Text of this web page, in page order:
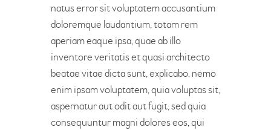
natus error sit voluptatem accusantium
doloremque laudantium, totam rem
aperiam eaque ipsa, quae ab illo
inventore veritatis et quasi architecto
beatae vitae dicta sunt, explicabo. nemo
enim ipsam voluptatem, quia voluptas sit,
aspernatur aut odit aut fugit, sed quia
consequuntur magni dolores eos, qui